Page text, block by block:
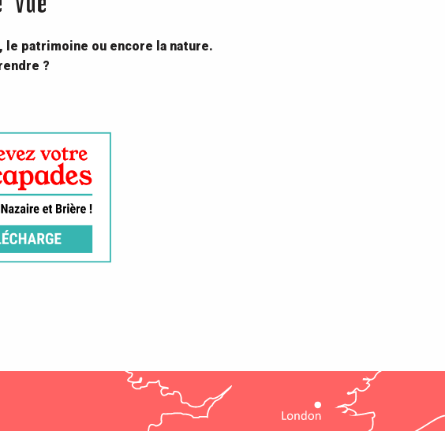
patrimoine ou encore la nature.
?
Découvrir le
patrimoine